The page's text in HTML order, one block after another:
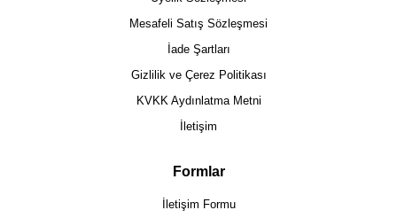
Mesafeli Satış Sözleşmesi
İade Şartları
Gizlilik ve Çerez Politikası
KVKK Aydınlatma Metni
İletişim
Formlar
İletişim Formu